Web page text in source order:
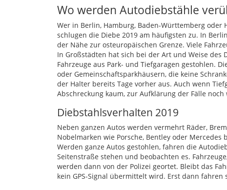
Wo werden Autodiebstähle
Wer in Berlin, Hamburg, Baden-Württemberg oder
schlugen die Diebe 2019 am häufigsten zu. In
der Nähe zur osteuropäischen Grenze. Viele
In Großstädten hat sich bei der Art und Weise
Fahrzeuge aus Park- und Tiefgaragen gestohlen.
oder Gemeinschaftsparkhäusern, die keine
der Halter bereits Tage vorher aus. Auch wenn
Abschreckung kaum, zur Aufklärung der Fälle
Diebstahlsverhalten 2019
Neben ganzen Autos werden vermehrt Räder,
Nobelmarken wie Porsche, Bentley oder
Werden ganze Autos gestohlen, fahren die
Seitenstraße stehen und beobachten es.
werden dann von der Polizei geortet. Bleibt das
kein GPS-Signal übermittelt wird. Erst dann fahren